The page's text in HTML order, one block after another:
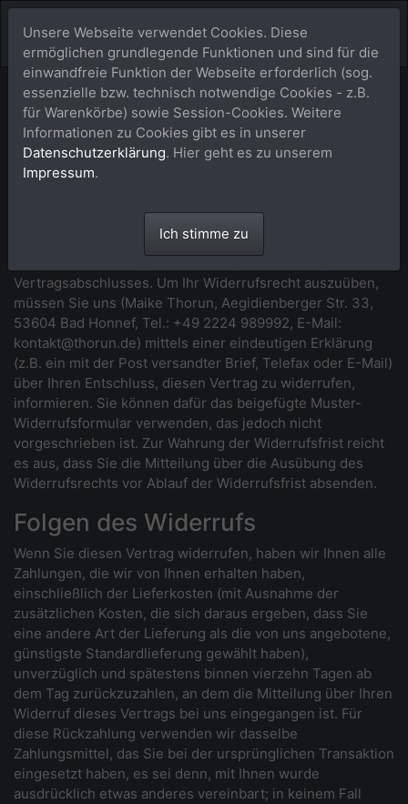
Widerrufsbelehrung
*** Beginn der Widerrufsbelehrung ***
von Gründen diesen Vertrag zu widerrufen. Die
Vertragsabschlusses. Um Ihr Widerrufsrecht auszuüben,
müssen Sie uns (Maike Thorun, Aegidienberger Str. 33,
53604 Bad Honnef, Tel.: +49 2224 989992, E-Mail:
kontakt@thorun.de) mittels einer eindeutigen Erklärung
(z.B. ein mit der Post versandter Brief, Telefax oder E-Mail)
über Ihren Entschluss, diesen Vertrag zu widerrufen,
informieren. Sie können dafür das beigefügte Muster-
Widerrufsformular verwenden, das jedoch nicht
vorgeschrieben ist. Zur Wahrung der Widerrufsfrist reicht
es aus, dass Sie die Mitteilung über die Ausübung des
Widerrufsrechts vor Ablauf der Widerrufsfrist absenden.
Folgen des Widerrufs
Wenn Sie diesen Vertrag widerrufen, haben wir Ihnen alle
Zahlungen, die wir von Ihnen erhalten haben,
einschließlich der Lieferkosten (mit Ausnahme der
zusätzlichen Kosten, die sich daraus ergeben, dass Sie
eine andere Art der Lieferung als die von uns angebotene,
günstigste Standardlieferung gewählt haben),
unverzüglich und spätestens binnen vierzehn Tagen ab
dem Tag zurückzuzahlen, an dem die Mitteilung über Ihren
Widerruf dieses Vertrags bei uns eingegangen ist. Für
diese Rückzahlung verwenden wir dasselbe
Zahlungsmittel, das Sie bei der ursprünglichen Transaktion
eingesetzt haben, es sei denn, mit Ihnen wurde
ausdrücklich etwas anderes vereinbart; in keinem Fall
Unsere Webseite verwendet Cookies. Diese
ermöglichen grundlegende Funktionen und sind für die
einwandfreie Funktion der Webseite erforderlich (sog.
essenzielle bzw. technisch notwendige Cookies - z.B.
für Warenkörbe) sowie Session-Cookies. Weitere
Informationen zu Cookies gibt es in unserer
Datenschutzerklärung. Hier geht es zu unserem
Impressum.
Ich stimme zu